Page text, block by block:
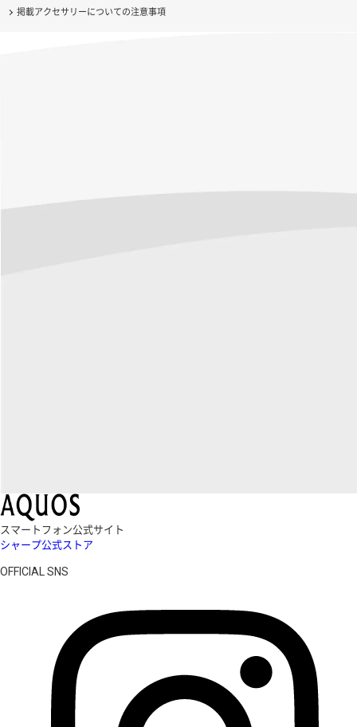
掲載アクセサリーについての注意事項
スマートフォン公式サイト
シャープ公式ストア
OFFICIAL SNS